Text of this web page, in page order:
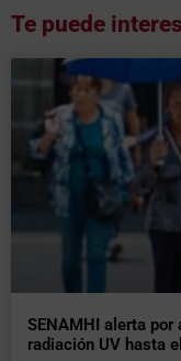
Te puede
SENAMHI alerta
radiación UV hasta